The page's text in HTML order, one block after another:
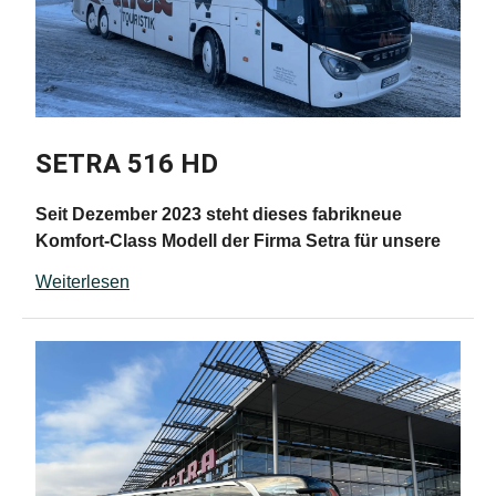
Insassenzahl, absolut zugfrei
Steckdosen an jedem Fahrgastplatz
SETRA 516 HD
Seit Dezember 2023 steht dieses fabrikneue
Komfort-Class Modell der Firma Setra für unsere
Armlehnen, Klapptischen und Fußrasten
USB Ladedosen an jedem Fahrgastplatz
neueste Klimatechnik mit konstanter
Raumtemperatur unabhängig von der
Insassenzahl
modernstes Infotainment System mit DAB-Radio,
Weiterlesen